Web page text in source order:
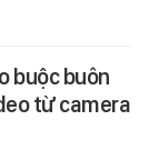
buộc buôn
từ camera